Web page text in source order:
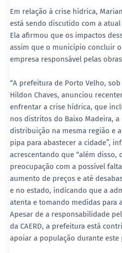
Em relação à crise hídrica,
está sendo discutido com a
Ela afirmou que os impactos
assim que o município concluir
empresa responsável pelas
“A prefeitura de Porto Velho,
Hildon Chaves, anunciou
enfrentar a crise hídrica, que
nos distritos do Baixo Madeira,
distribuição na mesma região e
pipa para abastecer a cidade”,
acrescentando que “além disso,
preocupação com a possível
aumento de preços e até
e no estado, indicando que a
atenta e tomando medidas para
Apesar de a responsabilidade
da CAERD, a prefeitura está
apoiar a população durante